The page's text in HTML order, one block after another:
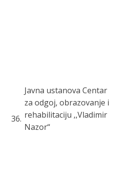
36.
Javna ustanova Centar
za odgoj, obrazovanje i
rehabilitaciju ,,Vladimir
Nazor“